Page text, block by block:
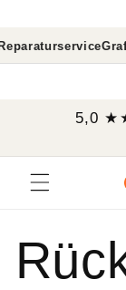
Inhalt
5,0